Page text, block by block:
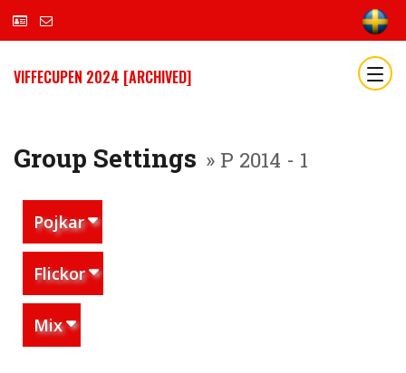
VIFFECUPEN 2024 [ARCHIVED]
Group Settings » P 2014 - 1
Pojkar
Flickor
Mix